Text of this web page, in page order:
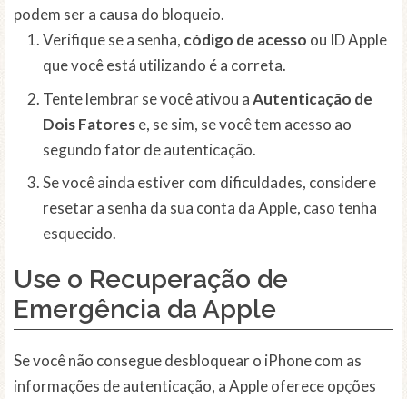
podem ser a causa do bloqueio.
Verifique se a senha, código de acesso ou ID Apple
que você está utilizando é a correta.
Tente lembrar se você ativou aAutenticação de
Dois Fatorese, se sim, se você tem acesso ao
segundo fator de autenticação.
Se você ainda estiver com dificuldades, considere
resetar a senha da sua conta da Apple, caso tenha
esquecido.
Use o Recuperação de
Emergência da Apple
Se você não consegue desbloquear o iPhone com as
informações de autenticação, a Apple oferece opções